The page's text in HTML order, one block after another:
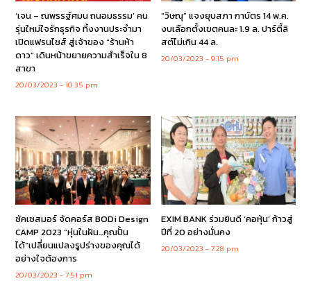
‘เจน – ณพรรฐ์ศมน ถนอมธรรม’ คน
รุ่นใหม่ใจรักธุรกิจ ทิ้งงานประจำมา
เปิดแฟรนไชส์ สู่เจ้าของ “ร้านห้า
ดาว” เดินหน้าขยายความสำเร็จใน 8
สาขา
20/03/2023 10:35 pm
“วิษณุ” แจงยุบสภา กาบัตร 14 พ.ค.
งบเลือกตั้งเขตคนละ 1.9 ล. ปาร์ตี้ลิ
สต์ไม่เกิน 44 ล.
20/03/2023 9:15 pm
ซัคเซสมอร์ จัดคอร์ส BODi Design
CAMP 2023 “หุ่นในฝัน…คุณปั้น
ได้”เปลี่ยนแปลงรูปร่างของคุณได้
อย่างใจต้องการ
20/03/2023 7:51 pm
EXIM BANK ร่วมยินดี ‘คอหุ้น’ ก้าวสู่
ปีที่ 20 อย่างมั่นคง
20/03/2023 7:28 pm